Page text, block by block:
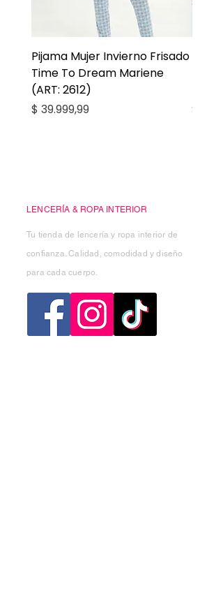
Pijama Mujer Invierno Frisado
Time To Dream Mariene
(ART: 2612)
Precio
$ 39.999,99
Precio
$
LENCERÍA & ROPA INTERIOR
Tu tienda de lencería y ropa interior de
confianza. Calidad, comodidad y diseño
para cada cuerpo.